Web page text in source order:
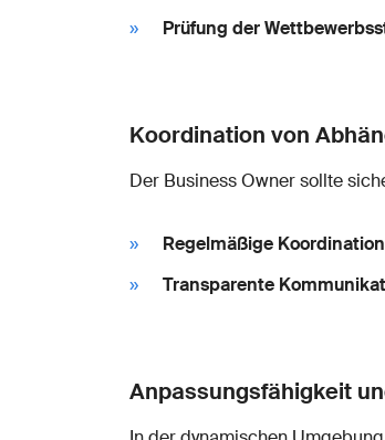
Prüfung der
Koordination von
Der Business Owner sollte
Regelmäßige Koordination
Transparente
Anpassungsfähigkeit